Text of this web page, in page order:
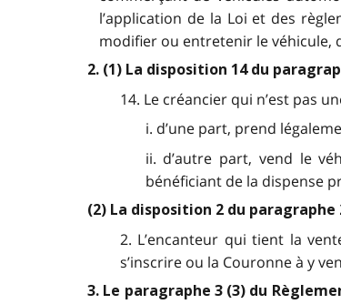
l’application de la Loi et des
modifier ou entretenir le véhicule,
2. (1) La disposition 14 du
14. Le créancier qui n’est pas
i. d’une part, prend
ii. d’autre part, vend le
bénéficiant de la dispense
(2) La disposition 2 du
2. L’encanteur qui tient la
s’inscrire ou la Couronne à y
3. Le paragraphe 3 (3) du